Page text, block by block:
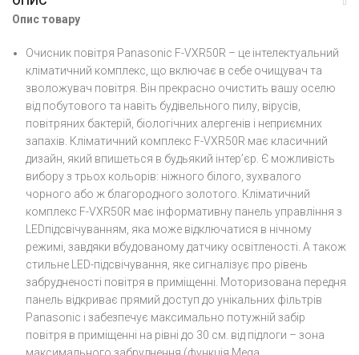
Опис товару
Очисник повітря Panasonic F-VXR50R – це інтелектуальний
кліматичний комплекс, що включає в себе очищувач та
зволожувач повітря. Він прекрасно очистить вашу оселю
від побутового та навіть будівельного пилу, вірусів,
повітряних бактерій, біологічних алергенів і неприємних
запахів. Кліматичний комплекс F-VXR50R має класичний
дизайн, який впишеться в будьякий інтер’єр. Є можливість
вибору з трьох кольорів: ніжного білого, зухвалого
чорного або ж благородного золотого. Кліматичний
комплекс F-VXR50R має інформативну панель управління з
LEDпідсвічуванням, яка може відключатися в нічному
режимі, завдяки вбудованому датчику освітленості. А також
стильне LED-підсвічування, яке сигналізує про рівень
забрудненості повітря в приміщенні. Моторизована передня
панель відкриває прямий доступ до унікальних фільтрів
Panasonic і забезпечує максимально потужній забір
повітря в приміщенні на рівні до 30 см. від підлоги – зона